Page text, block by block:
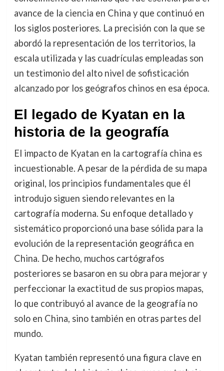
avance de la ciencia en China y que continuó en
los siglos posteriores. La precisión con la que se
abordó la representación de los territorios, la
escala utilizada y las cuadrículas empleadas son
un testimonio del alto nivel de sofisticación
alcanzado por los geógrafos chinos en esa época.
El legado de Kyatan en la
historia de la geografía
El impacto de Kyatan en la cartografía china es
incuestionable. A pesar de la pérdida de su mapa
original, los principios fundamentales que él
introdujo siguen siendo relevantes en la
cartografía moderna. Su enfoque detallado y
sistemático proporcionó una base sólida para la
evolución de la representación geográfica en
China. De hecho, muchos cartógrafos
posteriores se basaron en su obra para mejorar y
perfeccionar la exactitud de sus propios mapas,
lo que contribuyó al avance de la geografía no
solo en China, sino también en otras partes del
mundo.
Kyatan también representó una figura clave en